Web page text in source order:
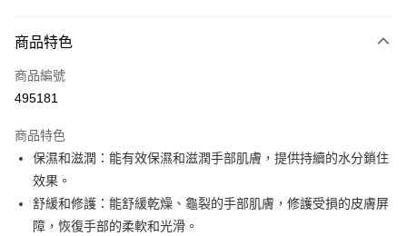
信用卡
Apple Pay
AlipayHK
PayMe
WeChat Pay
商品特色
商品編號
495181
商品特色
保濕和滋潤：能有效保濕和滋潤手部肌膚，提供持續的水分鎖住
效果。
舒緩和修護：能舒緩乾燥、龜裂的手部肌膚，修護受損的皮膚屏
障，恢復手部的柔軟和光滑。